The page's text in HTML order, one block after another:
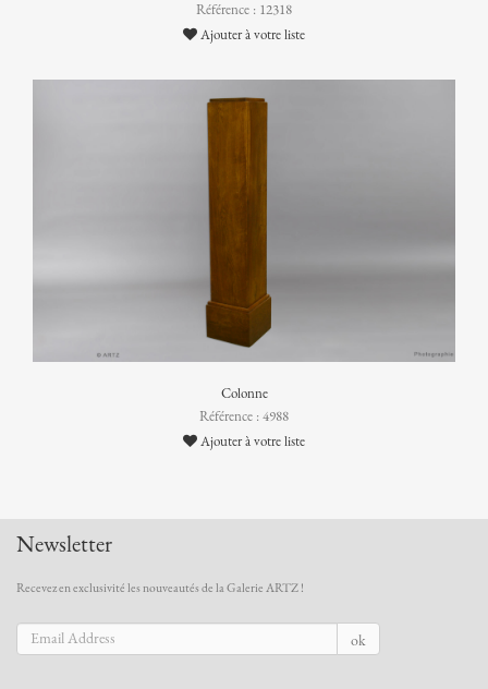
Référence : 12318
Ajouter à votre liste
Colonne
Référence : 4988
Ajouter à votre liste
Newsletter
Recevez en exclusivité les nouveautés de la Galerie ARTZ !
ok